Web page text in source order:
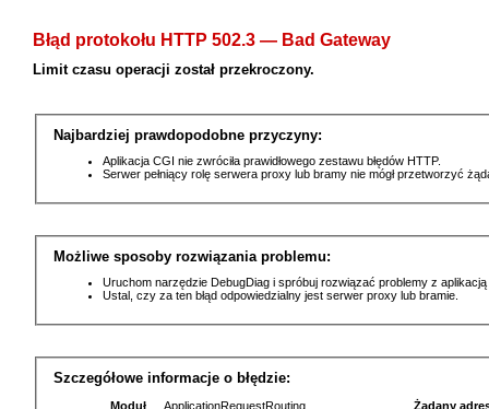
Błąd protokołu HTTP 502.3 — Bad Gateway
Limit czasu operacji został przekroczony.
Najbardziej prawdopodobne przyczyny:
Aplikacja CGI nie zwróciła prawidłowego zestawu błędów HTTP.
Serwer pełniący rolę serwera proxy lub bramy nie mógł przetworzyć
Możliwe sposoby rozwiązania problemu:
Uruchom narzędzie DebugDiag i spróbuj rozwiązać problemy z
Ustal, czy za ten błąd odpowiedzialny jest serwer proxy lub bramie.
Szczegółowe informacje o błędzie:
Moduł
ApplicationRequestRouting
Żądany